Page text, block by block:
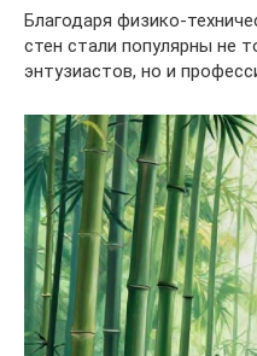
Благодаря физико-
стен стали популярны не
энтузиастов, но и